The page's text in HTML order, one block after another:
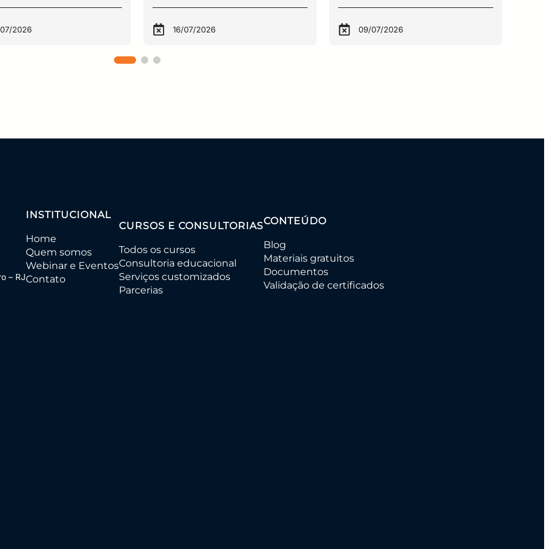
2026 16/07/2026 09/07/2026
– RJ
INSTITUCIONAL
Home
Quem somos
Webinar e Eventos
Contato
CURSOS E CONSULTORIAS
Todos os cursos
Consultoria educacional
Serviços customizados
Parcerias
CONTEÚDO
Blog
Materiais gratuitos
Documentos
Validação de certificados